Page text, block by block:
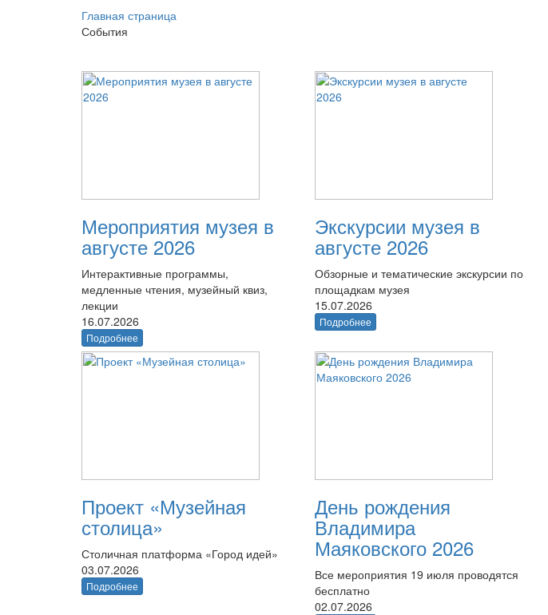
Главная страница
События
Мероприятия музея в
августе 2026
Интерактивные программы,
медленные чтения, музейный квиз,
лекции
16.07.2026
Подробнее
Экскурсии музея в
августе 2026
Обзорные и тематические экскурсии по
площадкам музея
15.07.2026
Подробнее
Проект «Музейная
столица»
Столичная платформа «Город идей»
03.07.2026
Подробнее
День рождения
Владимира
Маяковского 2026
Все мероприятия 19 июля проводятся
бесплатно
02.07.2026